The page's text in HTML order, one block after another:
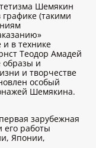
Шемякин
(такими
и в технике
Теодор Амадей
образы и
и творчестве
особый
Шемякина.
зарубежная
его работы
Японии,